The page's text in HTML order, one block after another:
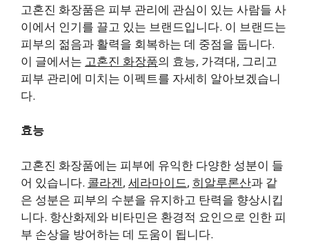
고혼진 화장품은 피부 관리에 관심이 있는 사람들 사
이에서 인기를 끌고 있는 브랜드입니다. 이 브랜드는
피부의 젊음과 활력을 회복하는 데 중점을 둡니다.
이 글에서는 고혼진 화장품의 효능, 가격대, 그리고
피부 관리에 미치는 이펙트를 자세히 알아보겠습니
다.
효능
고혼진 화장품에는 피부에 유익한 다양한 성분이 들
어 있습니다. 콜라겐, 세라마이드, 히알루론산과 같
은 성분은 피부의 수분을 유지하고 탄력을 향상시킵
니다. 항산화제와 비타민은 환경적 요인으로 인한 피
부 손상을 방어하는 데 도움이 됩니다.